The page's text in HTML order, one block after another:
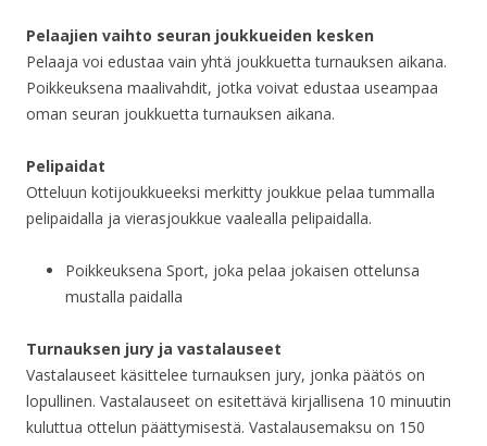
Pelaajien vaihto seuran joukkueiden kesken
Pelaaja voi edustaa vain yhtä joukkuetta turnauksen aikana.
Poikkeuksena maalivahdit, jotka voivat edustaa useampaa
oman seuran joukkuetta turnauksen aikana.
Pelipaidat
Otteluun kotijoukkueeksi merkitty joukkue pelaa tummalla
pelipaidalla ja vierasjoukkue vaalealla pelipaidalla.
Poikkeuksena Sport, joka pelaa jokaisen ottelunsa
mustalla paidalla
Turnauksen jury ja vastalauseet
Vastalauseet käsittelee turnauksen jury, jonka päätös on
lopullinen. Vastalauseet on esitettävä kirjallisena 10 minuutin
kuluttua ottelun päättymisestä. Vastalausemaksu on 150